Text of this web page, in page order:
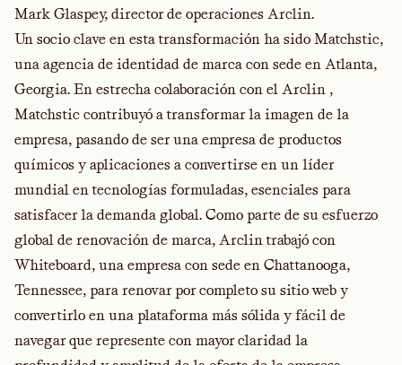
Mark Glaspey, director de operaciones Arclin.
Un socio clave en esta transformación ha sido Matchstic,
una agencia de identidad de marca con sede en Atlanta,
Georgia. En estrecha colaboración con el Arclin ,
Matchstic contribuyó a transformar la imagen de la
empresa, pasando de ser una empresa de productos
químicos y aplicaciones a convertirse en un líder
mundial en tecnologías formuladas, esenciales para
satisfacer la demanda global. Como parte de su esfuerzo
global de renovación de marca, Arclin trabajó con
Whiteboard, una empresa con sede en Chattanooga,
Tennessee, para renovar por completo su sitio web y
convertirlo en una plataforma más sólida y fácil de
navegar que represente con mayor claridad la